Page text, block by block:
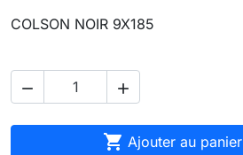
COLSON NOIR 9X185
 
 Ajouter au panier